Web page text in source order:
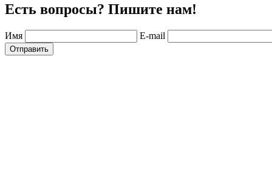
Есть вопросы? Пишите нам!
Имя E-mail